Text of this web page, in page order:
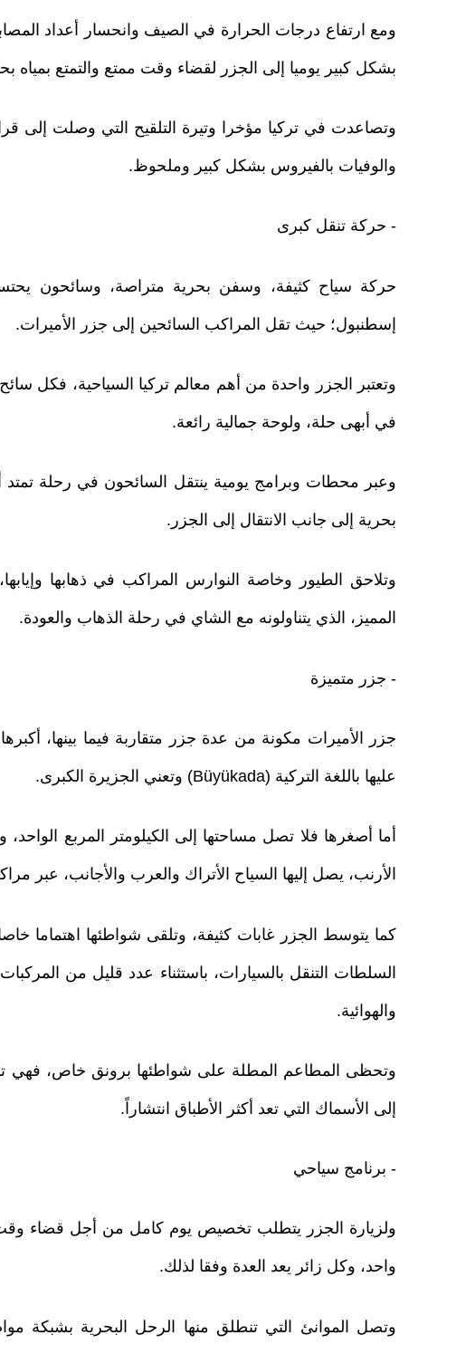
ومع ارتفاع درجات الحرارة في الصيف وانحسار أعداد
بشكل كبير يوميا إلى الجزر لقضاء وقت ممتع والتمتع بمياه
والوفيات بالفيروس بشكل كبير وملحوظ.
- حركة تنقل كبرى
حركة سياح كثيفة، وسفن بحرية متراصة، وسائحون
إسطنبول؛ حيث تقل المراكب السائحين إلى جزر الأميرات.
وتعتبر الجزر واحدة من أهم معالم تركيا السياحية، فكل
في أبهى حلة، ولوحة جمالية رائعة.
وعبر محطات وبرامج يومية ينتقل السائحون في رحلة تمتد
بحرية إلى جانب الانتقال إلى الجزر.
وتلاحق الطيور وخاصة النوارس المراكب في ذهابها
المميز، الذي يتناولونه مع الشاي في رحلة الذهاب والعودة.
- جزر متميزة
عليها باللغة التركية (Büyükada) وتعني الجزيرة الكبرى.
الأرنب، يصل إليها السياح الأتراك والعرب والأجانب، عبر
كما يتوسط الجزر غابات كثيفة، وتلقى شواطئها اهتماما
السلطات التنقل بالسيارات، باستثناء عدد قليل من
والهوائية.
وتحظى المطاعم المطلة على شواطئها برونق خاص، فهي
إلى الأسماك التي تعد أكثر الأطباق انتشاراً.
- برنامج سياحي
ولزيارة الجزر يتطلب تخصيص يوم كامل من أجل قضاء
واحد، وكل زائر يعد العدة وفقا لذلك.
وتصل الموانئ التي تنطلق منها الرحل البحرية بشبكة